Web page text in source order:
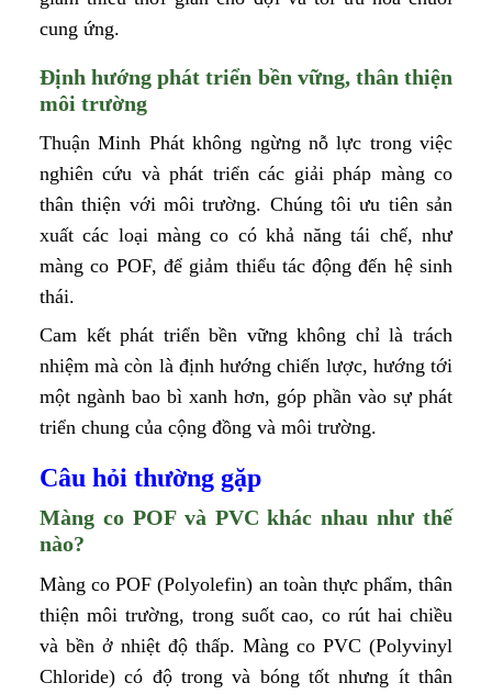
cung ứng.
Định hướng phát triển bền vững, thân thiện
môi trường
Thuận Minh Phát không ngừng nỗ lực trong việc
nghiên cứu và phát triển các giải pháp màng co
thân thiện với môi trường. Chúng tôi ưu tiên sản
xuất các loại màng co có khả năng tái chế, như
màng co POF, để giảm thiểu tác động đến hệ sinh
thái.
Cam kết phát triển bền vững không chỉ là trách
nhiệm mà còn là định hướng chiến lược, hướng tới
một ngành bao bì xanh hơn, góp phần vào sự phát
triển chung của cộng đồng và môi trường.
Câu hỏi thường gặp
Màng co POF và PVC khác nhau như thế
nào?
Màng co POF (Polyolefin) an toàn thực phẩm, thân
thiện môi trường, trong suốt cao, co rút hai chiều
và bền ở nhiệt độ thấp. Màng co PVC (Polyvinyl
Chloride) có độ trong và bóng tốt nhưng ít thân